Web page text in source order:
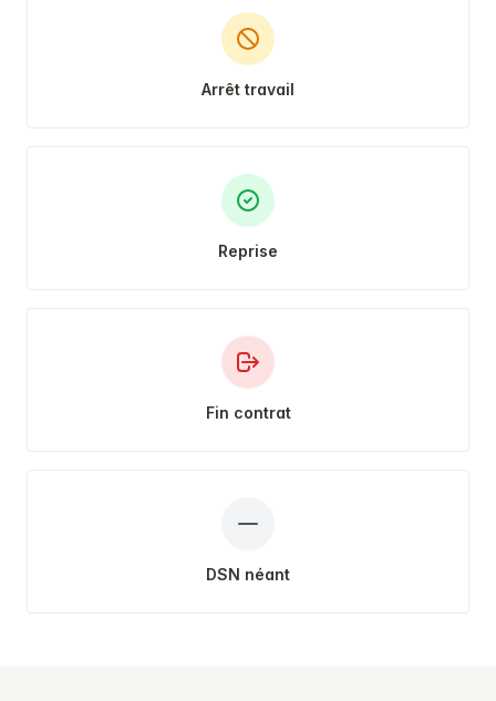
Arrêt travail
Reprise
Fin contrat
DSN néant